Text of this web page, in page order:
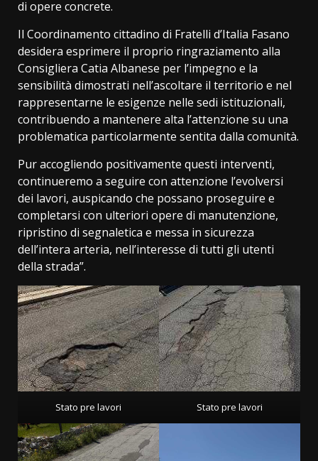
di opere concrete.
Il Coordinamento cittadino di Fratelli d’Italia Fasano
desidera esprimere il proprio ringraziamento alla
Consigliera Catia Albanese per l’impegno e la
sensibilità dimostrati nell’ascoltare il territorio e nel
rappresentarne le esigenze nelle sedi istituzionali,
contribuendo a mantenere alta l’attenzione su una
problematica particolarmente sentita dalla comunità.
Pur accogliendo positivamente questi interventi,
continueremo a seguire con attenzione l’evolversi
dei lavori, auspicando che possano proseguire e
completarsi con ulteriori opere di manutenzione,
ripristino di segnaletica e messa in sicurezza
dell’intera arteria, nell’interesse di tutti gli utenti
della strada”.
Stato pre lavori Stato pre lavori